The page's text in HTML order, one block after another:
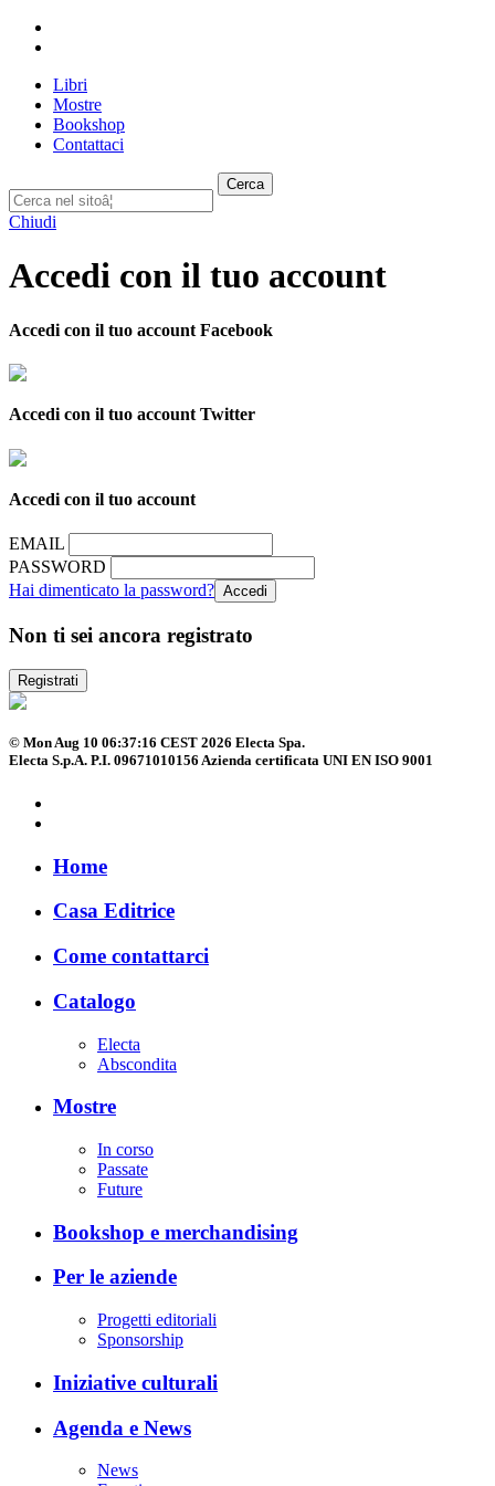
Libri
Mostre
Bookshop
Contattaci
Cerca
Chiudi
Accedi con il tuo account
Accedi con il tuo account Facebook
Accedi con il tuo account Twitter
Accedi con il tuo account
EMAIL
PASSWORD
Hai dimenticato la password?
Non ti sei ancora registrato
Registrati
© Mon Aug 10 06:37:16 CEST 2026 Electa Spa.
Electa S.p.A. P.I. 09671010156 Azienda certificata UNI EN ISO 9001
Home
Casa Editrice
Come contattarci
Catalogo
Electa
Abscondita
Mostre
In corso
Passate
Future
Bookshop e merchandising
Per le aziende
Progetti editoriali
Sponsorship
Iniziative culturali
Agenda e News
News